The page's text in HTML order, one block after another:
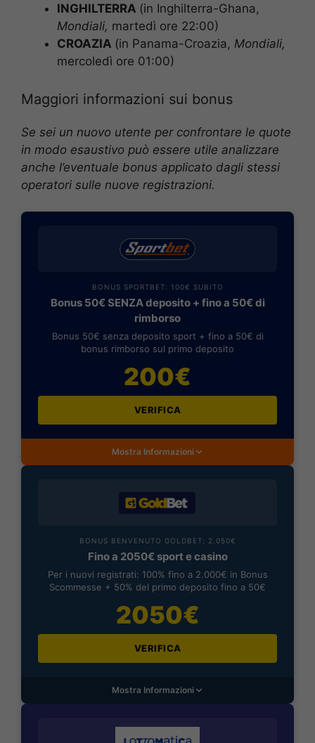
INGHILTERRA (in Inghilterra-Ghana,
Mondiali, martedì ore 22:00)
CROAZIA (in Panama-Croazia, Mondiali,
mercoledì ore 01:00)
Maggiori informazioni sui bonus
Se sei un nuovo utente per confrontare le quote
in modo esaustivo può essere utile analizzare
anche l’eventuale bonus applicato dagli stessi
operatori sulle nuove registrazioni.
BONUS SPORTBET: 100€ SUBITO
Bonus 50€ SENZA deposito + fino a 50€ di
rimborso
Bonus 50€ senza deposito sport + fino a 50€ di
bonus rimborso sul primo deposito
200€
VERIFICA
Mostra Informazioni
BONUS BENVENUTO GOLDBET: 2.050€
Fino a 2050€ sport e casino
Per i nuovi registrati: 100% fino a 2.000€ in Bonus
Scommesse + 50% del primo deposito fino a 50€
2050€
VERIFICA
Mostra Informazioni